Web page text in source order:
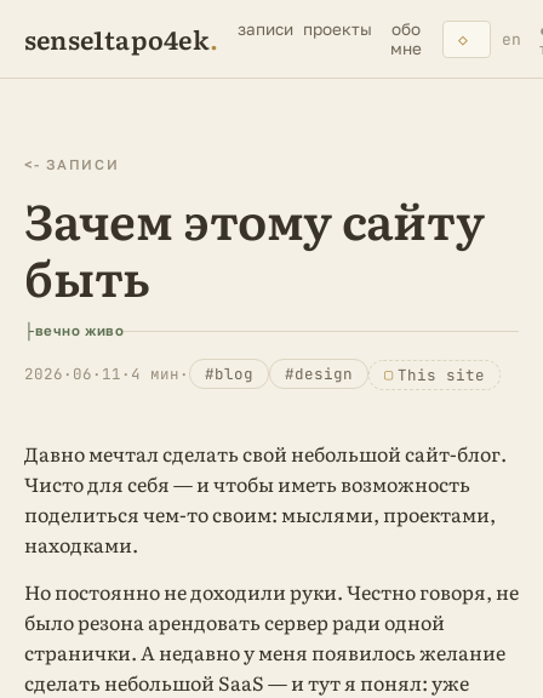
sense1tapo4ek. записи проекты
обо
мне
◇ en
<- ЗАПИСИ
Зачем этому сайту
быть
├вечно живо
2026·06·11 · 4 мин · #blog #design ▢ This site
Давно мечтал сделать свой небольшой сайт-блог.
Чисто для себя — и чтобы иметь возможность
поделиться чем-то своим: мыслями, проектами,
находками.
Но постоянно не доходили руки. Честно говоря, не
было резона арендовать сервер ради одной
странички. А недавно у меня появилось желание
сделать небольшой SaaS — и тут я понял: уже